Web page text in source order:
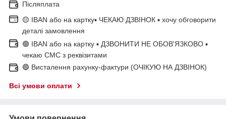
Післяплата
🟡 IBAN або на картку▪ ЧЕКАЮ ДЗВІНОК ▪ хочу обговорити
деталі замовлення
🟢 IBAN або на картку ▪ ДЗВОНИТИ НЕ ОБОВ'ЯЗКОВО ▪
чекаю СМС з реквізитами
🔵 Висталення рахунку-фактури (ОЧІКУЮ НА ДЗВІНОК)
Всі умови оплати